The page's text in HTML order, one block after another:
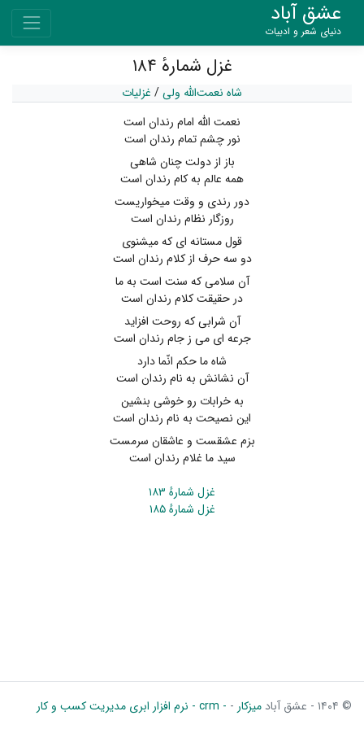
عشق آباد
دنیای شعر و ادبیات
غزل شمارهٔ ۱۸۴
شاه نعمت‌الله ولی/ غزلیات
نعمت الله امام رندان است
نور چشم تمام رندان است
باز از دولت چنان شاهی
همه عالم به کام رندان است
دور رندی و وقت میخواریست
روزگار نظام رندان است
قول مستانه ای که میشنوی
دو سه حرف از کلام رندان است
آن سلامی که سنت است به ما
در حقیقت کلام رندان است
آن شرابی که روحت افزاید
جرعه ای می ز جام رندان است
شاه ما حکم انّما دارد
آن نشانش به نام رندان است
به خرابات رو خوشی بنشین
این نصیحت به نام رندان است
بزم عشقست و عاشقان سرمست
سید ما غلام رندان است
غزل شمارهٔ ۱۸۳
غزل شمارهٔ ۱۸۵
© ۱۴۰۴ - عشق آباد میزکار - - crm - نرم افزار ابری مدیریت کسب و کار